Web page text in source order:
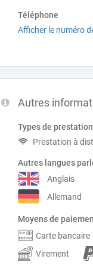
Téléphone
Afficher le numéro
Autres
Types de
Prestation à
Autres langues
Anglais
Allemand
Moyens de
Carte bancaire
Virement